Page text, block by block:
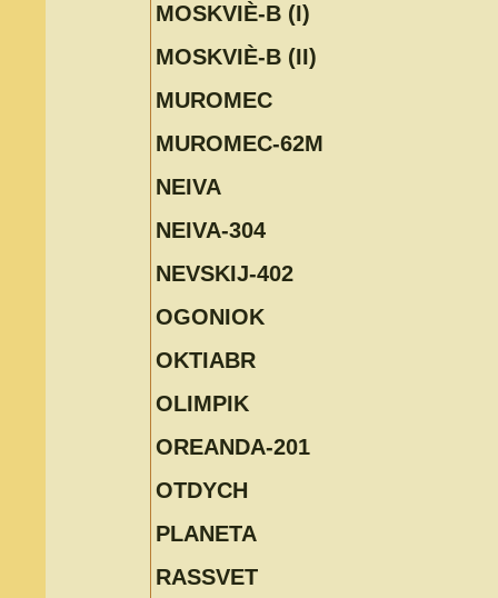
MOSKVIÈ-B (I)
MOSKVIÈ-B (II)
MUROMEC
MUROMEC-62M
NEIVA
NEIVA-304
NEVSKIJ-402
OGONIOK
OKTIABR
OLIMPIK
OREANDA-201
OTDYCH
PLANETA
RASSVET